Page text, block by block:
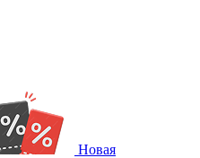
Новая